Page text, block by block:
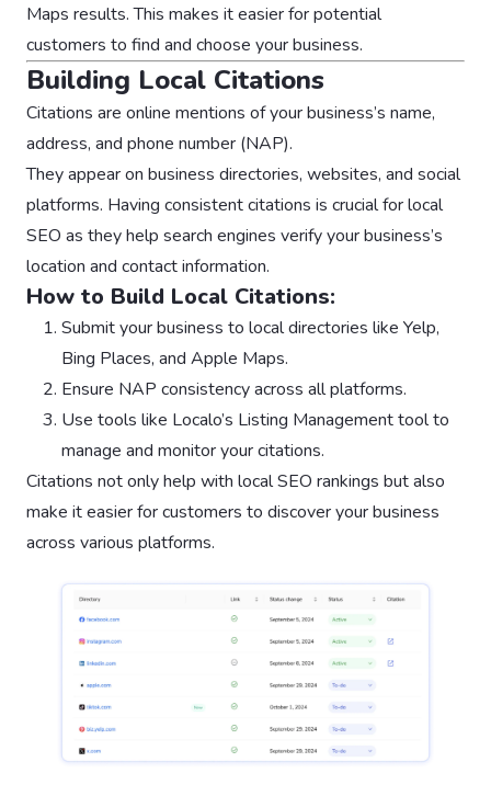
Maps results. This makes it easier for potential
customers to find and choose your business.
Building Local Citations
Citations are online mentions of your business’s name,
address, and phone number (NAP).
They appear on business directories, websites, and social
platforms. Having consistent citations is crucial for local
SEO as they help search engines verify your business’s
location and contact information.
How to Build Local Citations:
Submit your business to local directories like Yelp,
Bing Places, and Apple Maps.
Ensure NAP consistency across all platforms.
Use tools like Localo’s Listing Management tool to
manage and monitor your citations.
Citations not only help with local SEO rankings but also
make it easier for customers to discover your business
across various platforms.